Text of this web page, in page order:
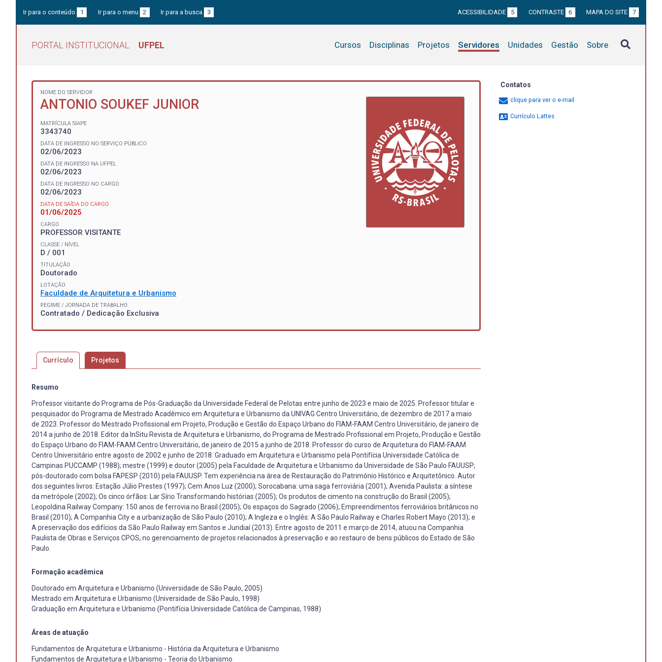
Ir para o conteúdo 1 Ir para o menu 2 Ir para a busca 3 ACESSIBILIDADE 5 CONTRASTE 6 MAPA DO SITE 7
PORTAL INSTITUCIONAL UFPEL Cursos Disciplinas Projetos Servidores Unidades Gestão Sobre
NOME DO SERVIDOR
ANTONIO SOUKEF JUNIOR
MATRÍCULA SIAPE
3343740
DATA DE INGRESSO NO SERVIÇO PÚBLICO
02/06/2023
DATA DE INGRESSO NA UFPEL
02/06/2023
DATA DE INGRESSO NO CARGO
02/06/2023
DATA DE SAÍDA DO CARGO
01/06/2025
CARGO
PROFESSOR VISITANTE
CLASSE / NÍVEL
D / 001
TITULAÇÃO
Doutorado
LOTAÇÃO
Faculdade de Arquitetura e Urbanismo
REGIME / JORNADA DE TRABALHO
Contratado / Dedicação Exclusiva
Currículo Projetos
Resumo
Professor visitante do Programa de Pós-Graduação da Universidade Federal de Pelotas entre junho de 2023 e maio de 2025. Professor titular e
pesquisador do Programa de Mestrado Acadêmico em Arquitetura e Urbanismo da UNIVAG Centro Universitário, de dezembro de 2017 a maio
de 2023. Professor do Mestrado Profissional em Projeto, Produção e Gestão do Espaço Urbano do FIAM-FAAM Centro Universitário, de janeiro de
2014 a junho de 2018. Editor da InSitu Revista de Arquitetura e Urbanismo, do Programa de Mestrado Profissional em Projeto, Produção e Gestão
do Espaço Urbano do FIAM-FAAM Centro Universitário, de janeiro de 2015 a junho de 2018. Professor do curso de Arquitetura do FIAM-FAAM
Centro Universitário entre agosto de 2002 e junho de 2018. Graduado em Arquitetura e Urbanismo pela Pontifícia Universidade Católica de
Campinas PUCCAMP (1988); mestre (1999) e doutor (2005) pela Faculdade de Arquitetura e Urbanismo da Universidade de São Paulo FAUUSP;
pós-doutorado com bolsa FAPESP (2010) pela FAUUSP. Tem experiência na área de Restauração do Patrimônio Histórico e Arquitetônico. Autor
dos seguintes livros: Estação Júlio Prestes (1997); Cem Anos Luz (2000); Sorocabana: uma saga ferroviária (2001); Avenida Paulista: a síntese
da metrópole (2002); Os cinco órfãos: Lar Sírio Transformando histórias (2005); Os produtos de cimento na construção do Brasil (2005);
Leopoldina Railway Company: 150 anos de ferrovia no Brasil (2005); Os espaços do Sagrado (2006); Empreendimentos ferroviários britânicos no
Brasil (2010); A Companhia City e a urbanização de São Paulo (2010); A Ingleza e o Inglês: A São Paulo Railway e Charles Robert Mayo (2013); e
A preservação dos edifícios da São Paulo Railway em Santos e Jundiaí (2013). Entre agosto de 2011 e março de 2014, atuou na Companhia
Paulista de Obras e Serviços CPOS, no gerenciamento de projetos relacionados à preservação e ao restauro de bens públicos do Estado de São
Paulo.
Formação acadêmica
Doutorado em Arquitetura e Urbanismo (Universidade de São Paulo, 2005)
Mestrado em Arquitetura e Urbanismo (Universidade de São Paulo, 1998)
Graduação em Arquitetura e Urbanismo (Pontifícia Universidade Católica de Campinas, 1988)
Áreas de atuação
Fundamentos de Arquitetura e Urbanismo - História da Arquitetura e Urbanismo
Fundamentos de Arquitetura e Urbanismo - Teoria do Urbanismo
Contatos
clique para ver o e-mail
Currículo Lattes